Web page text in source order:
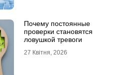
Почему постоянные
проверки становятся
ловушкой тревоги
27 Квітня, 2026